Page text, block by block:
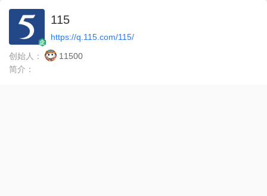
115
https://q.115.com/115/
创始人：
11500
简介：